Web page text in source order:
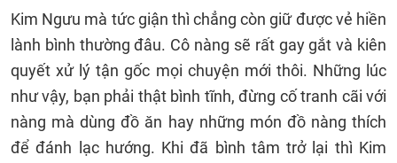
Kim Ngưu mà tức giận thì chẳng còn giữ được vẻ hiền
lành bình thường đâu. Cô nàng sẽ rất gay gắt và kiên
quyết xử lý tận gốc mọi chuyện mới thôi. Những lúc
như vậy, bạn phải thật bình tĩnh, đừng cố tranh cãi với
nàng mà dùng đồ ăn hay những món đồ nàng thích
để đánh lạc hướng. Khi đã bình tâm trở lại thì Kim